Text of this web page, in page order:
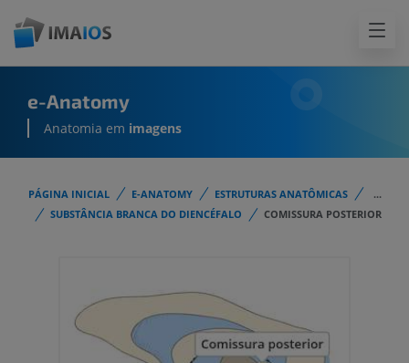
e-Anatomy
Anatomia em imagens
PÁGINA INICIAL E-ANATOMY ESTRUTURAS ANATÔMICAS
...
SUBSTÂNCIA BRANCA DO DIENCÉFALO
COMISSURA POSTERIOR